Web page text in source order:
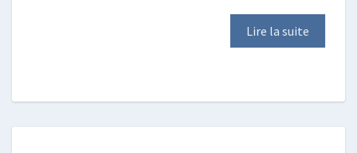
Lire la suite